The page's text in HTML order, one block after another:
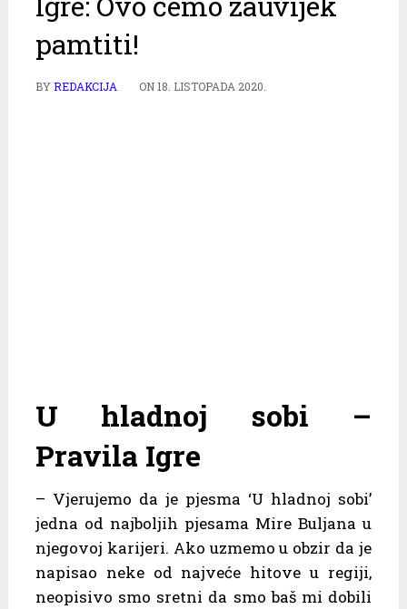
pamtiti!
BYREDAKCIJA ON18. LISTOPADA 2020.
U hladnoj sobi –
Pravila Igre
– Vjerujemo da je pjesma ‘U hladnoj sobi’
jedna od najboljih pjesama Mire Buljana u
njegovoj karijeri. Ako uzmemo u obzir da je
napisao neke od najveće hitove u regiji,
neopisivo smo sretni da smo baš mi dobili